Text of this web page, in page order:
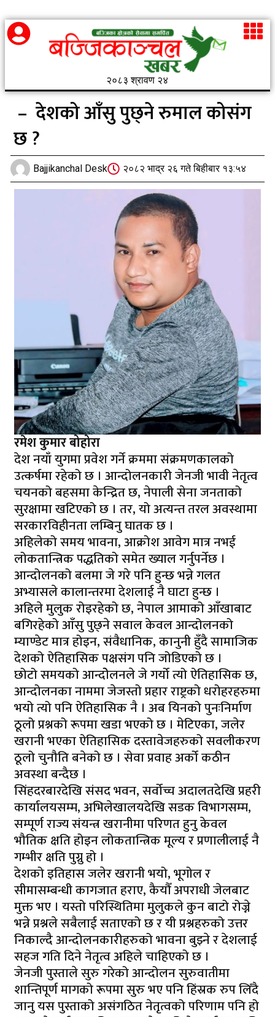
२०८३ श्रावण २४
– देशको आँसु पुछ्ने रुमाल कोसंग
छ ?
Bajjikanchal Desk २०८२ भाद्र २६ गते बिहीबार १३:५४
रमेश कुमार बोहोरा
देश नयाँ युगमा प्रवेश गर्ने क्रममा संक्रमणकालको
उत्कर्षमा रहेको छ । आन्दोलनकारी जेनजी भावी नेतृत्व
चयनको बहसमा केन्द्रित छ, नेपाली सेना जनताको
सुरक्षामा खटिएको छ । तर, यो अत्यन्त तरल अवस्थामा
सरकारविहीनता लम्बिनु घातक छ ।
अहिलेको समय भावना, आक्रोश आवेग मात्र नभई
लोकतान्त्रिक पद्धतिको समेत ख्याल गर्नुपर्नेछ ।
आन्दोलनको बलमा जे गरे पनि हुन्छ भन्ने गलत
अभ्यासले कालान्तरमा देशलाई नै घाटा हुन्छ ।
अहिले मुलुक रोइरहेको छ, नेपाल आमाको आँखाबाट
बगिरहेको आँसु पुछ्ने सवाल केवल आन्दोलनको
म्याण्डेट मात्र होइन, संवैधानिक, कानुनी हुँदै सामाजिक
देशको ऐतिहासिक पक्षसंग पनि जोडिएको छ ।
छोटो समयको आन्दोेलनले जे गर्यो त्यो ऐतिहासिक छ,
आन्दोलनका नाममा जेजस्तो प्रहार राष्ट्रको धरोहरहरुमा
भयो त्यो पनि ऐतिहासिक नै । अब यिनको पुनःनिर्माण
ठूलो प्रश्नको रूपमा खडा भएको छ । मेटिएका, जलेर
खरानी भएका ऐतिहासिक दस्तावेजहरुको सवलीकरण
ठूलो चुनौति बनेको छ । सेवा प्रवाह अर्को कठीन
अवस्था बन्दैछ ।
सिंहदरबारदेखि संसद भवन, सर्वोच्च अदालतदेखि प्रहरी
कार्यालयसम्म, अभिलेखालयदेखि सडक विभागसम्म,
सम्पूर्ण राज्य संयन्त्र खरानीमा परिणत हुनु केवल
भौतिक क्षति होइन लोकतान्त्रिक मूल्य र प्रणालीलाई नै
गम्भीर क्षति पुग्नु हो ।
देशको इतिहास जलेर खरानी भयो, भूगोल र
सीमासम्बन्धी कागजात हराए, कैयौँ अपराधी जेलबाट
मुक्त भए । यस्तो परिस्थितिमा मुलुकले कुन बाटो रोज्ने
भन्ने प्रश्नले सबैलाई सताएको छ र यी प्रश्नहरुको उत्तर
निकाल्दै आन्दोलनकारीहरुको भावना बुझ्ने र देशलाई
सहज गति दिने नेतृत्व अहिले चाहिएको छ ।
जेनजी पुस्ताले सुरु गरेको आन्दोलन सुरुवातीमा
शान्तिपूर्ण मागको रूपमा सुरु भए पनि हिंस्रक रुप लिँदै
जानु यस पुस्ताको असंगठित नेतृत्वको परिणाम पनि हो